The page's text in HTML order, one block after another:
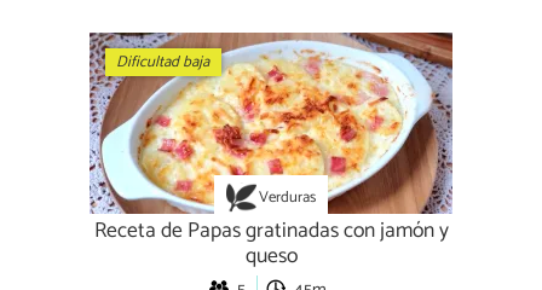
Dificultad baja
Verduras
Receta de Papas gratinadas con jamón y
queso